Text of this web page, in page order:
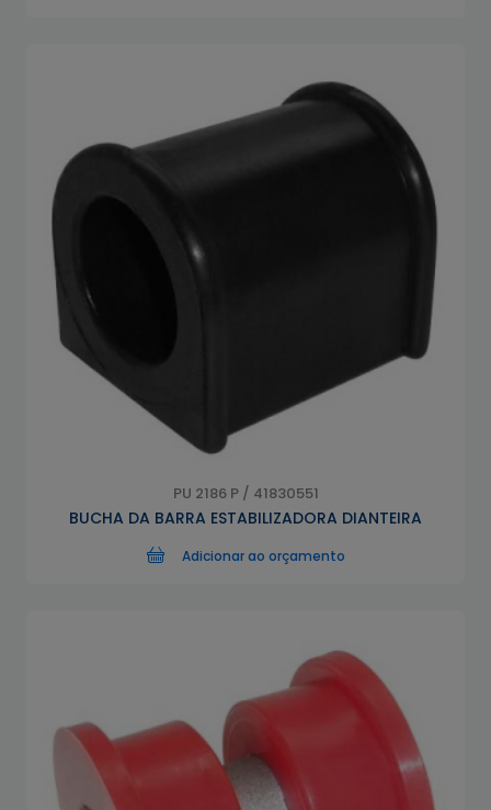
PU 2186 P / 41830551
BUCHA DA BARRA ESTABILIZADORA DIANTEIRA
Adicionar ao orçamento